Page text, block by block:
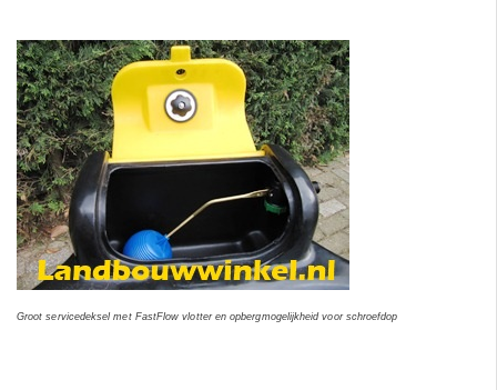
Groot servicedeksel met FastFlow vlotter en opbergmogelijkheid voor schroefdop